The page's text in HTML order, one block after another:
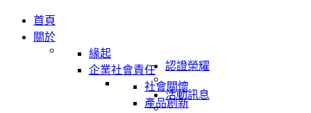
首頁
關於
緣起
企業社會責任
社會關懷
產品創新
認證榮耀
活動訊息